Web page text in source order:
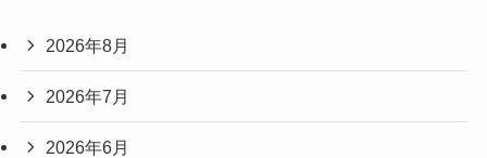
2026年8月
2026年7月
2026年6月